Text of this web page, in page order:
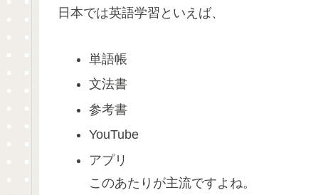
日本では英語学習といえば、
単語帳
文法書
参考書
YouTube
アプリ
このあたりが主流ですよね。